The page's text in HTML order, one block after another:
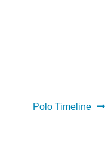
Polo Timeline